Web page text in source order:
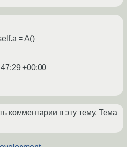
= A()
+00:00
комментарии в эту тему. Тема